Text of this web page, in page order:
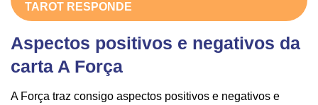
TAROT RESPONDE
Aspectos positivos e negativos da
carta A Força
A Força traz consigo aspectos positivos e negativos e